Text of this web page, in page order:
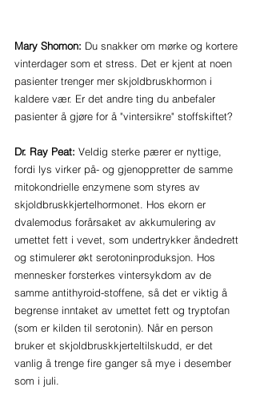
Mary Shomon: Du snakker om mørke og kortere
vinterdager som et stress. Det er kjent at noen
pasienter trenger mer skjoldbruskhormon i
kaldere vær. Er det andre ting du anbefaler
pasienter å gjøre for å "vintersikre" stoffskiftet?
Dr. Ray Peat: Veldig sterke pærer er nyttige,
fordi lys virker på- og gjenoppretter de samme
mitokondrielle enzymene som styres av
skjoldbruskkjertelhormonet. Hos ekorn er
dvalemodus forårsaket av akkumulering av
umettet fett i vevet, som undertrykker åndedrett
og stimulerer økt serotoninproduksjon. Hos
mennesker forsterkes vintersykdom av de
samme antithyroid-stoffene, så det er viktig å
begrense inntaket av umettet fett og tryptofan
(som er kilden til serotonin). Når en person
bruker et skjoldbruskkjerteltilskudd, er det
vanlig å trenge fire ganger så mye i desember
som i juli.